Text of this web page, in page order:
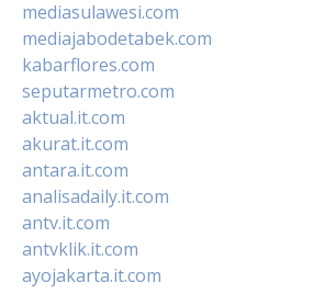
mediasulawesi.com
mediajabodetabek.com
kabarflores.com
seputarmetro.com
aktual.it.com
akurat.it.com
antara.it.com
analisadaily.it.com
antv.it.com
antvklik.it.com
ayojakarta.it.com